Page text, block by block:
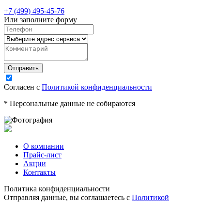
+7 (499) 495-45-76
Или заполните форму
Согласен с Политикой конфиденциальности
* Персональные данные не собираются
О компании
Прайс-лист
Акции
Контакты
Политика конфиденциальности
Отправляя данные, вы соглашаетесь с Политикой